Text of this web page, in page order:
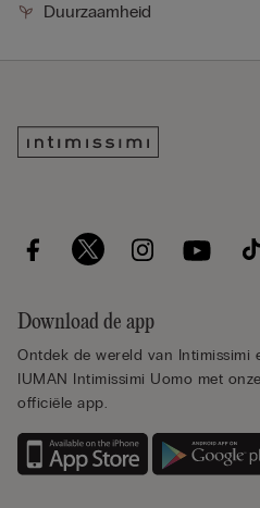
Duurzaamheid
Download de app
Ontdek de wereld van Intimissimi
IUMAN Intimissimi Uomo met onze
officiële app.